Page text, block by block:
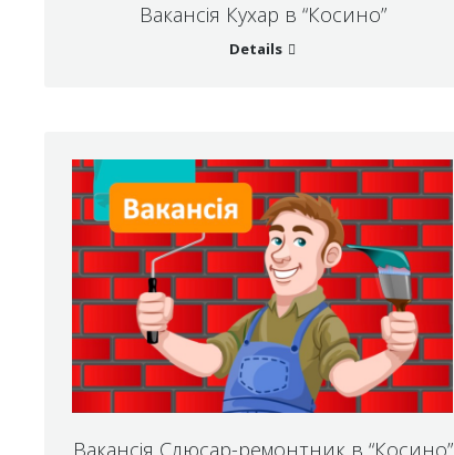
Вакансія Кухар в “Косино”
Details